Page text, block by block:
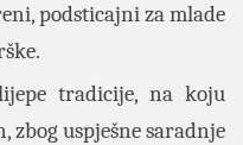
podsticajni za mlade
tradicije, na koju
zbog uspješne saradnje